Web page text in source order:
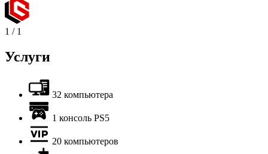
1 / 1
Услуги
32 компьютера
1 консоль PS5
20 компьютеров